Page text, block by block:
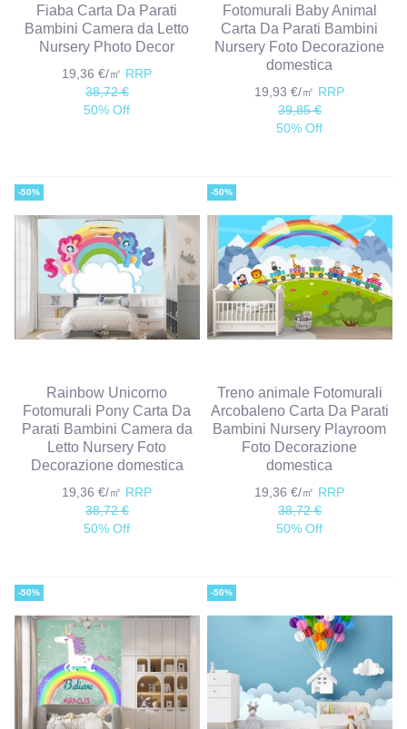
Fiaba Carta Da Parati
Bambini Camera da Letto
Nursery Photo Decor
19,36 €/㎡ RRP
38,72 €
50% Off
Fotomurali Baby Animal
Carta Da Parati Bambini
Nursery Foto Decorazione
domestica
19,93 €/㎡ RRP
39,85 €
50% Off
-50%
Rainbow Unicorno
Fotomurali Pony Carta Da
Parati Bambini Camera da
Letto Nursery Foto
Decorazione domestica
19,36 €/㎡ RRP
38,72 €
50% Off
-50%
Treno animale Fotomurali
Arcobaleno Carta Da Parati
Bambini Nursery Playroom
Foto Decorazione
domestica
19,36 €/㎡ RRP
38,72 €
50% Off
-50% -50%